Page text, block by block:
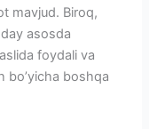
mavjud. Biroq,
asosda
foydali va
bo’yicha boshqa